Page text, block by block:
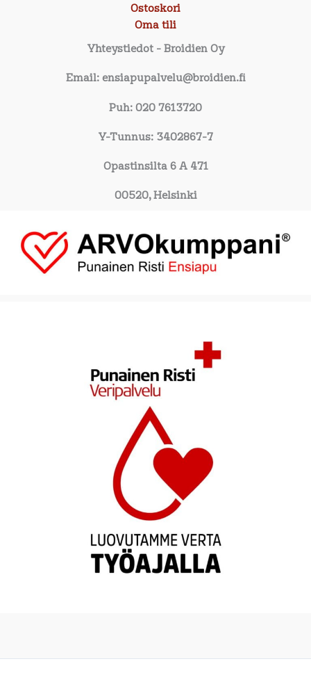
Ostoskori
Oma tili
Yhteystiedot- Broidien Oy
Email: ensiapupalvelu@broidien.fi
Puh: 020 7613720
Y-Tunnus: 3402867-7
Opastinsilta 6 A 471
00520, Helsinki